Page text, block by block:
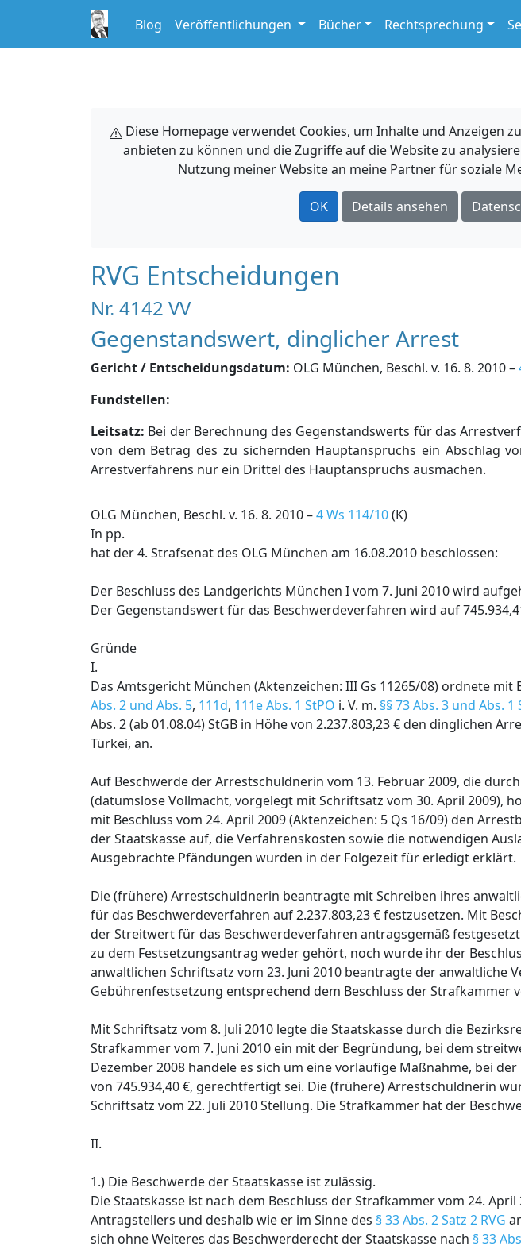
Blog Veröffentlichungen Bücher Rechtsprechung
Diese Homepage verwendet Cookies, um Inhalte und Anzeigen
anbieten zu können und die Zugriffe auf die Website zu
Nutzung meiner Website an meine Partner für soziale
OK Details ansehen
RVG Entscheidungen
Nr. 4142 VV
Gegenstandswert, dinglicher Arrest
Gericht / Entscheidungsdatum: OLG München, Beschl. v. 16. 8. 2010 –
Fundstellen:
Leitsatz: Bei der Berechnung des Gegenstandswerts für das
von dem Betrag des zu sichernden Hauptanspruchs ein Abschlag
Arrestverfahrens nur ein Drittel des Hauptanspruchs ausmachen.
OLG München, Beschl. v. 16. 8. 2010 –4 Ws 114/10(K)
In pp.
hat der 4. Strafsenat des OLG München am 16.08.2010 beschlossen:
Der Beschluss des Landgerichts München I vom 7. Juni 2010 wird
Der Gegenstandswert für das Beschwerdeverfahren wird auf
Gründe
I.
Das Amtsgericht München (Aktenzeichen: III Gs 11265/08) ordnete mit
Abs. 2 und Abs. 5, 111d, 111e Abs. 1 StPO i. V. m. §§ 73 Abs. 3 und Abs. 1
Abs. 2 (ab 01.08.04) StGB in Höhe von 2.237.803,23 € den dinglichen
Türkei, an.
Auf Beschwerde der Arrestschuldnerin vom 13. Februar 2009, die
(datumslose Vollmacht, vorgelegt mit Schriftsatz vom 30. April 2009),
mit Beschluss vom 24. April 2009 (Aktenzeichen: 5 Qs 16/09) den
der Staatskasse auf, die Verfahrenskosten sowie die notwendigen
Ausgebrachte Pfändungen wurden in der Folgezeit für erledigt erklärt.
Die (frühere) Arrestschuldnerin beantragte mit Schreiben ihres
für das Beschwerdeverfahren auf 2.237.803,23 € festzusetzen. Mit
der Streitwert für das Beschwerdeverfahren antragsgemäß
zu dem Festsetzungsantrag weder gehört, noch wurde ihr der
anwaltlichen Schriftsatz vom 23. Juni 2010 beantragte der
Gebührenfestsetzung entsprechend dem Beschluss der Strafkammer
Mit Schriftsatz vom 8. Juli 2010 legte die Staatskasse durch die
Strafkammer vom 7. Juni 2010 ein mit der Begründung, bei dem
Dezember 2008 handele es sich um eine vorläufige Maßnahme, bei
von 745.934,40 €, gerechtfertigt sei. Die (frühere) Arrestschuldnerin
Schriftsatz vom 22. Juli 2010 Stellung. Die Strafkammer hat der
II.
1.) Die Beschwerde der Staatskasse ist zulässig.
Die Staatskasse ist nach dem Beschluss der Strafkammer vom 24.
Antragstellers und deshalb wie er im Sinne des § 33 Abs. 2 Satz 2 RVG
sich ohne Weiteres das Beschwerderecht der Staatskasse nach § 33